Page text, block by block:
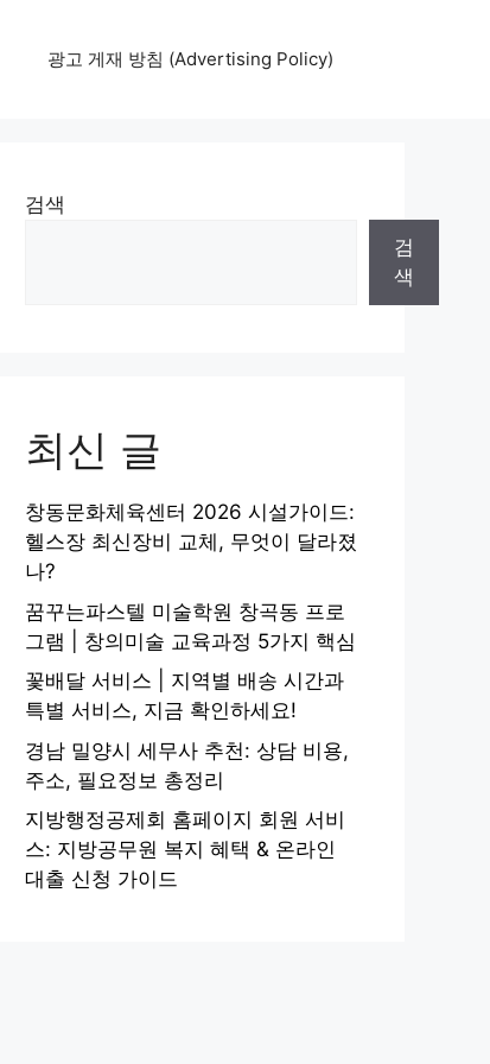
광고 게재 방침 (Advertising Policy)
검색
검
색
최신 글
창동문화체육센터 2026 시설가이드:
헬스장 최신장비 교체, 무엇이 달라졌
나?
꿈꾸는파스텔 미술학원 창곡동 프로
그램 | 창의미술 교육과정 5가지 핵심
꽃배달 서비스 | 지역별 배송 시간과
특별 서비스, 지금 확인하세요!
경남 밀양시 세무사 추천: 상담 비용,
주소, 필요정보 총정리
지방행정공제회 홈페이지 회원 서비
스: 지방공무원 복지 혜택 & 온라인
대출 신청 가이드